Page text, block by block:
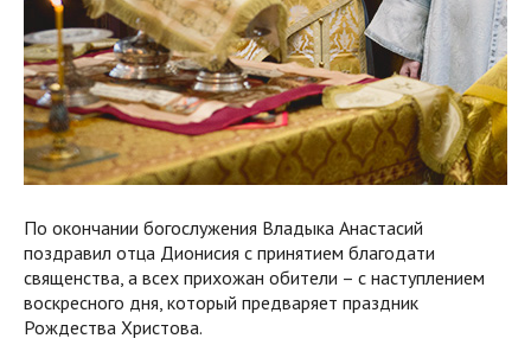
По окончании богослужения Владыка Анастасий
поздравил отца Дионисия с принятием благодати
священства, а всех прихожан обители – с наступлением
воскресного дня, который предваряет праздник
Рождества Христова.